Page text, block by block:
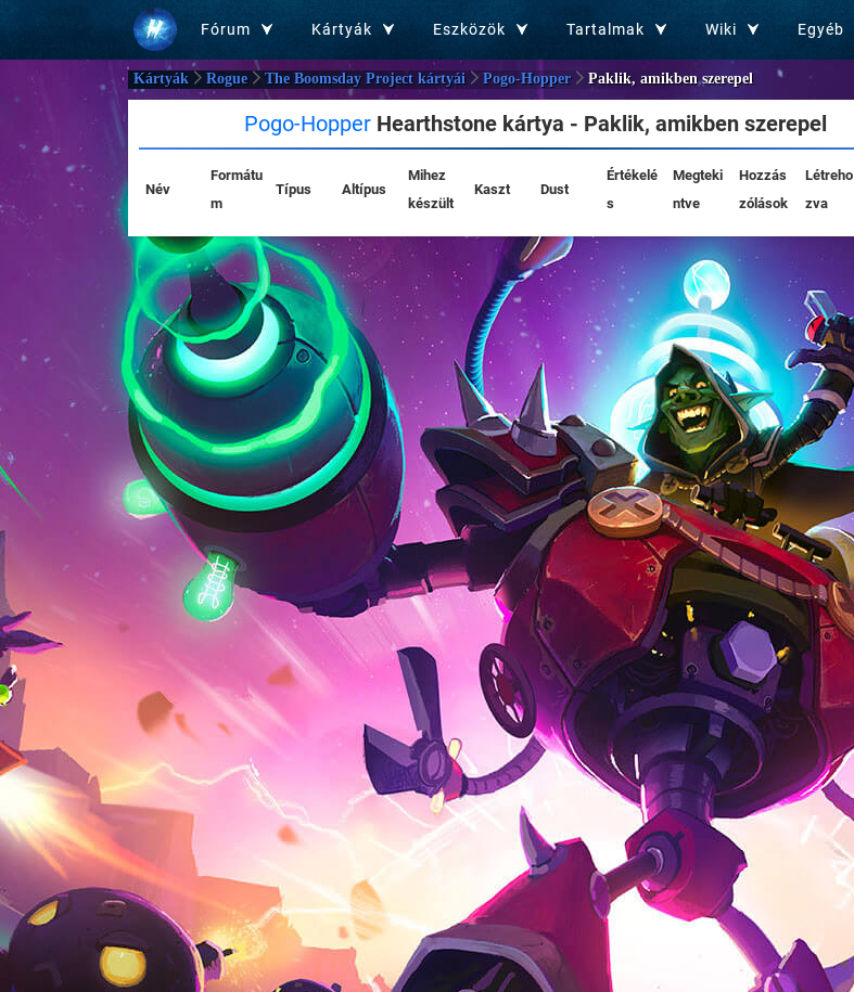
Fórum Kártyák Eszközök Tartalmak Wiki Egyéb
Kártyák Rogue The Boomsday Project kártyái Pogo-Hopper Paklik, amikben szerepel
Pogo-HopperHearthstone kártya - Paklik, amikben szerepel
Név
Formátu
m
Típus Altípus
Mihez
készült
Kaszt Dust
Értékelé
s
Megteki
ntve
Hozzás
zólások
Létreho
zva